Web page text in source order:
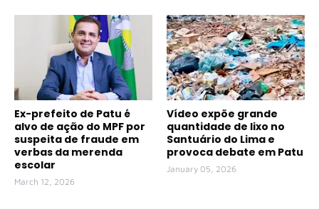
Ex-prefeito de Patu é
alvo de ação do MPF por
suspeita de fraude em
verbas da merenda
escolar
March 12, 2026
Vídeo expõe grande
quantidade de lixo no
Santuário do Lima e
provoca debate em Patu
January 05, 2026